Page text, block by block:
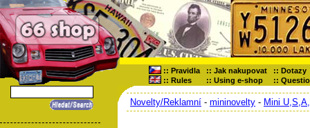
:: Pravidla :: Jak nakupovat :: Dotazy
:: Rules :: Using e-shop ::
Novelty/Reklamní - mininovelty - Mini U,S,A,